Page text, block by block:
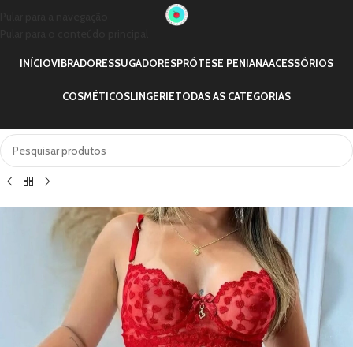
INÍCIOVIBRADORESSUGADORESPRÓTESE PENIANAACESSÓRIOS
COSMÉTICOSLINGERIETODAS AS CATEGORIAS